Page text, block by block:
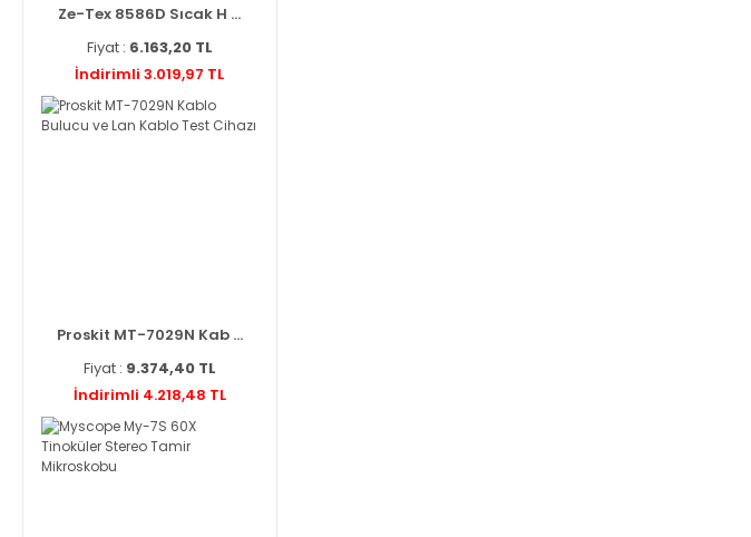
Ze-Tex 8586D Sıcak H ...
Fiyat : 6.163,20 TL
İndirimli 3.019,97 TL
Proskit MT-7029N Kab ...
Fiyat : 9.374,40 TL
İndirimli 4.218,48 TL